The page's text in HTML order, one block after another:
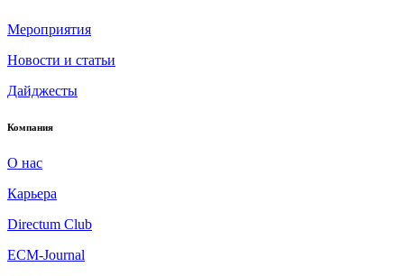
Мероприятия
Новости и статьи
Дайджесты
Компания
О нас
Карьера
Directum Club
ECM-Journal